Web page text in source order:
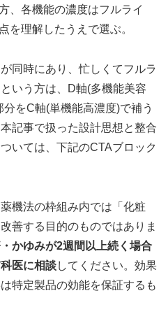
、各機能の濃度はフルライ
を理解したうえで選ぶ。
同時にあり、忙しくてフルラ
いう方は、D軸(多機能美容
をC軸(単機能高濃度)で補う
記事で扱った設計思想と整合
いては、下記のCTAブロック
機法の枠組み内では「化粧
善する目的のものではありま
かゆみが2週間以上続く場合
医に相談してください。効果
特定製品の効能を保証するも